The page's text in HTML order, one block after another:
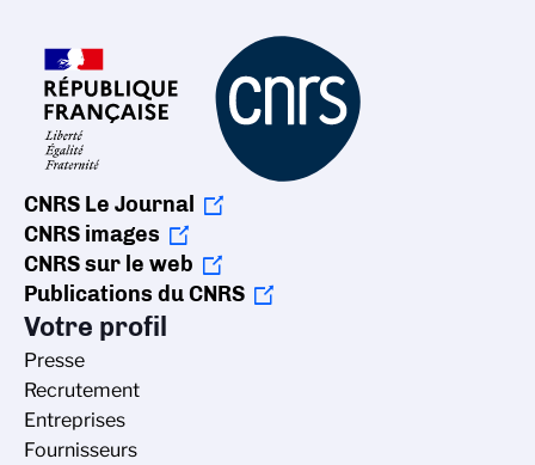
CNRS Le Journal
CNRS images
CNRS sur le web
Publications du CNRS
Votre profil
Presse
Recrutement
Entreprises
Fournisseurs